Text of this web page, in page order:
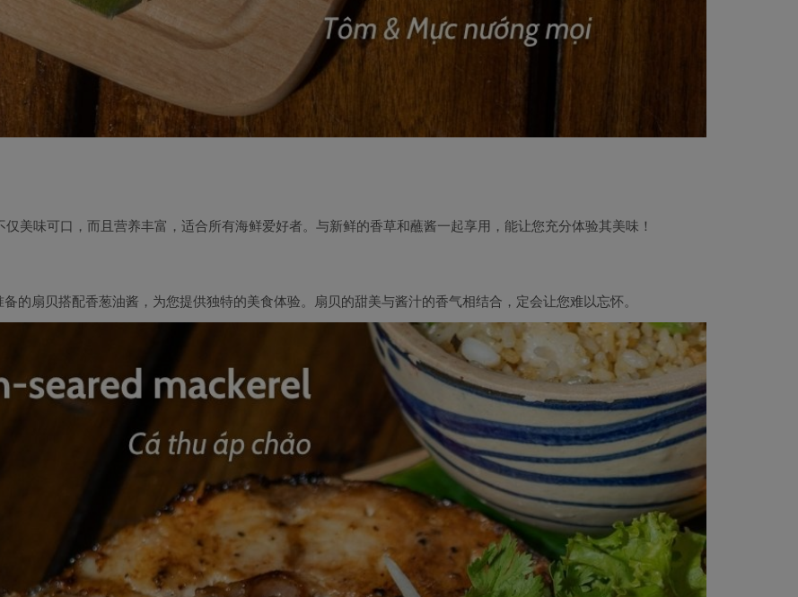
美味可口，而且营养丰富，适合所有海鲜爱好者。与新鲜的香草和蘸酱一起享用，能让您充分体验其美味！
的扇贝搭配香葱油酱，为您提供独特的美食体验。扇贝的甜美与酱汁的香气相结合，定会让您难以忘怀。